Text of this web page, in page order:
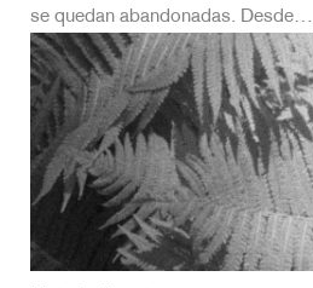
se quedan abandonadas. Desde…